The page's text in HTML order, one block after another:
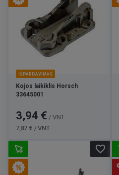
IŠPARDAVIMAS
Kojos laikiklis Horsch
33645001
Kaina
3,94 € / VNT
7,87 € / VNT
favorite_border